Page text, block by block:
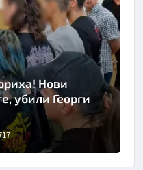
Нови
убили Георги